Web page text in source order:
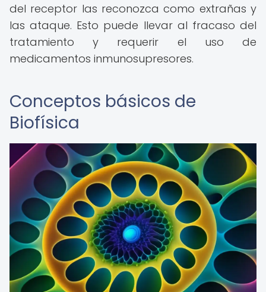
del receptor las reconozca como extrañas y
las ataque. Esto puede llevar al fracaso del
tratamiento y requerir el uso de
medicamentos inmunosupresores.
Conceptos básicos de
Biofísica